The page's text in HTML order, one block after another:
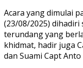
Acara yang dimulai
(23/08/2025)
terundang yang
khidmat, hadir juga
dan Suami Capt